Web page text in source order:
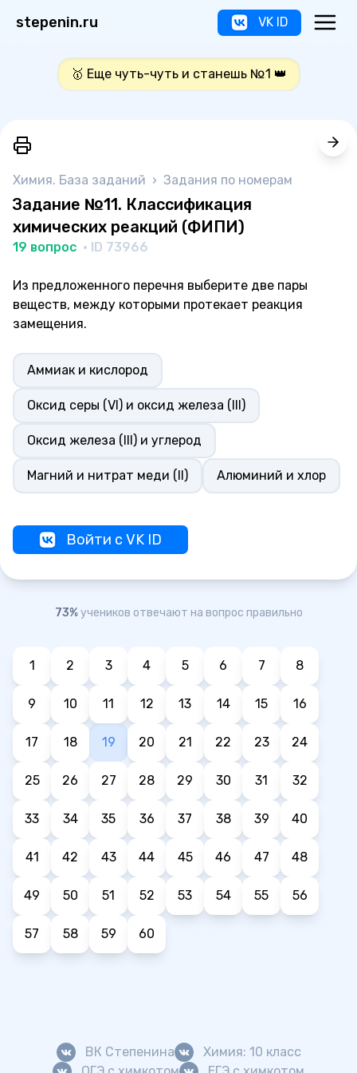
stepenin.ru VK ID
🥇 Еще чуть-чуть и станешь №1 👑
Химия. База заданий › Задания по номерам
Задание №11. Классификация
химических реакций (ФИПИ)
19 вопрос · ID 73966
Из предложенного перечня выберите две пары
веществ, между которыми протекает реакция
замещения.
Аммиак и кислород
Оксид серы (VI) и оксид железа (III)
Оксид железа (III) и углерод
Магний и нитрат меди (II) Алюминий и хлор
Войти с VK ID
73%учеников отвечают на вопрос правильно
1 2 3 4 5 6 7 8
9 10 11 12 13 14 15 16
17 18 19 20 21 22 23 24
25 26 27 28 29 30 31 32
33 34 35 36 37 38 39 40
41 42 43 44 45 46 47 48
49 50 51 52 53 54 55 56
57 58 59 60
ВК Степенина
Химия: 10 класс